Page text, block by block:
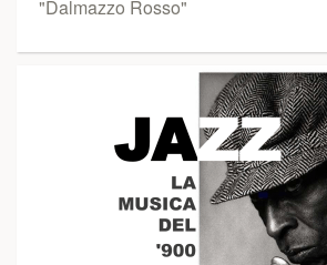
"Dalmazzo Rosso"